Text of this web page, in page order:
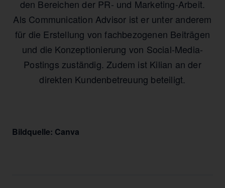
den Bereichen der PR- und Marketing-Arbeit.
Als Communication Advisor ist er unter anderem
für die Erstellung von fachbezogenen Beiträgen
und die Konzeptionierung von Social-Media-
Postings zuständig. Zudem ist Kilian an der
direkten Kundenbetreuung beteiligt.
Bildquelle: Canva